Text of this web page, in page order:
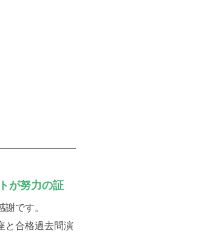
が努力の証
です。
と合格過去問演